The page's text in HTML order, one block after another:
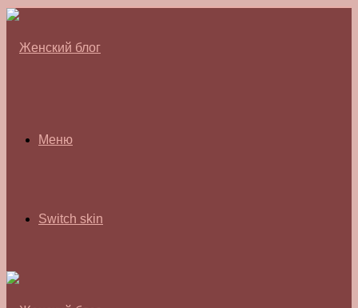
Меню
Switch skin